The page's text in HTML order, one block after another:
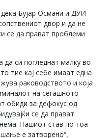
Бујар Османи и ДУИ
двор и да не
се да прават проблеми
си погледнат малку во
тие кај себе имаат една
раководството и која
на сегашното
обиди за дефокус од
се да прават
Нашиот став по тоа
е затворено“,